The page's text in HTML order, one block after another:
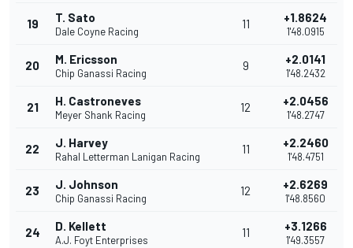
19 T. Sato
Dale Coyne Racing
11 +1.8624
1'48.0915
20 M. Ericsson
Chip Ganassi Racing
9 +2.0141
1'48.2432
21 H. Castroneves
Meyer Shank Racing
12 +2.0456
1'48.2747
22 J. Harvey
Rahal Letterman Lanigan Racing
11 +2.2460
1'48.4751
23 J. Johnson
Chip Ganassi Racing
12 +2.6269
1'48.8560
24 D. Kellett
A.J. Foyt Enterprises
11 +3.1266
1'49.3557